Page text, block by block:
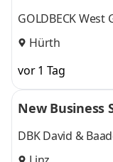
GOLDBECK West
Hürth
vor 1 Tag
New Business
DBK David &